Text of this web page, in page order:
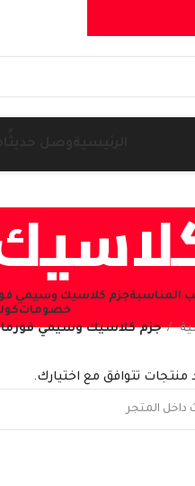
جزم كلاسيك وسيمي
خصومات
جزم كلاسيك وسيمي
منتجات تتوافق مع اختيارك.